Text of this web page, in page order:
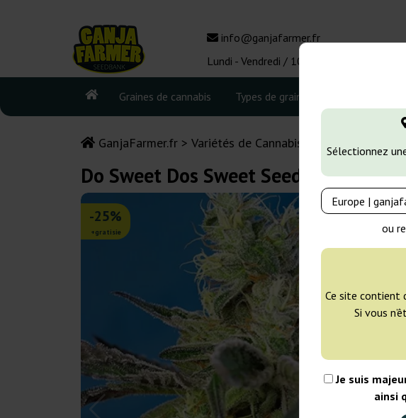
Sélectionnez
ou
Ce site contient
Si vous
Je suis
ainsi
info@ganjafarmer.fr
Lundi - Vendredi / 10:00 - 16:00
Graines de cannabis Types de graines
GanjaFarmer.fr Variétés de Cannabis
Do Sweet Dos Sweet Seeds
-25%
+gratisie